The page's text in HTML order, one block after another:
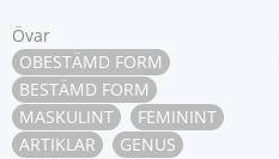
Övar
OBESTÄMD FORM
BESTÄMD FORM
MASKULINT
FEMININT
ARTIKLAR
GENUS